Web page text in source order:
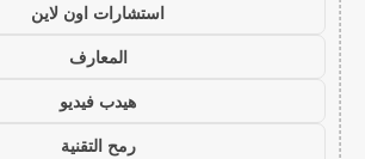
استشارات اون لاين
المعارف
هيدب فيديو
رمح التقنية